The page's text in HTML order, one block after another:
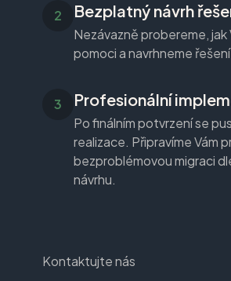
Bezplatný návrh
Nezávazně probereme, jak
pomoci a navrhneme řešení
Profesionální
Po finálním potvrzení se
realizace. Připravíme Vám
bezproblémovou migraci
návrhu.
Kontaktujte nás